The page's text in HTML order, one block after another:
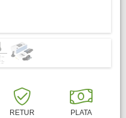
RETUR
PLATA